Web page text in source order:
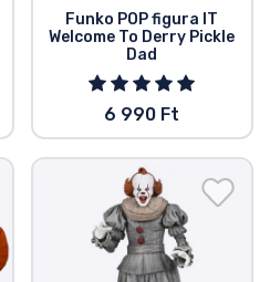
Funko POP figura IT
Welcome To Derry Pickle
Dad
6 990 Ft